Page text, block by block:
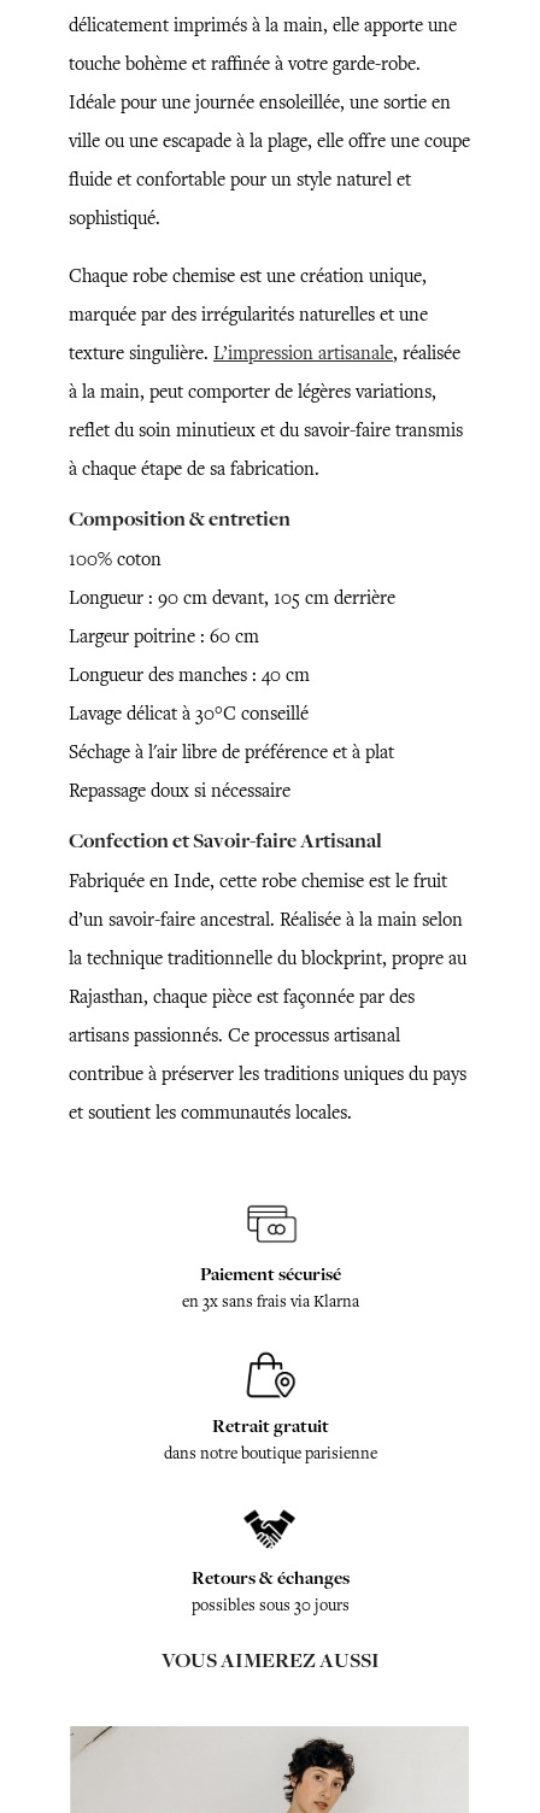
délicatement imprimés à la main, elle apporte une
touche bohème et raffinée à votre garde-robe.
Idéale pour une journée ensoleillée, une sortie en
ville ou une escapade à la plage, elle offre une coupe
fluide et confortable pour un style naturel et
sophistiqué.
Chaque robe chemise est une création unique,
marquée par des irrégularités naturelles et une
texture singulière. L’impression artisanale, réalisée
à la main, peut comporter de légères variations,
reflet du soin minutieux et du savoir-faire transmis
à chaque étape de sa fabrication.
Composition & entretien
100% coton
Longueur : 90 cm devant, 105 cm derrière
Largeur poitrine : 60 cm
Longueur des manches : 40 cm
Lavage délicat à 30°C conseillé
Séchage à l'air libre de préférence et à plat
Repassage doux si nécessaire
Confection et Savoir-faire Artisanal
Fabriquée en Inde, cette robe chemise est le fruit
d’un savoir-faire ancestral. Réalisée à la main selon
la technique traditionnelle du blockprint, propre au
Rajasthan, chaque pièce est façonnée par des
artisans passionnés. Ce processus artisanal
contribue à préserver les traditions uniques du pays
et soutient les communautés locales.
Paiement sécurisé
en 3x sans frais via Klarna
Retrait gratuit
dans notre boutique parisienne
Retours & échanges
possibles sous 30 jours
VOUS AIMEREZ AUSSI